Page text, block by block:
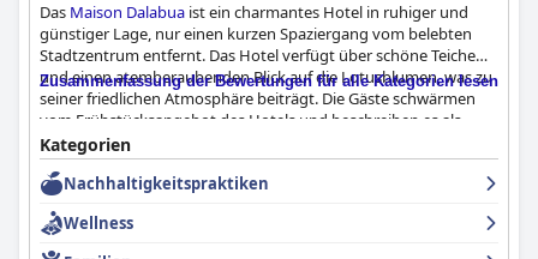
Das Maison Dalabua ist ein charmantes Hotel in ruhiger und
günstiger Lage, nur einen kurzen Spaziergang vom belebten
Stadtzentrum entfernt. Das Hotel verfügt über schöne Teiche
und einen atemberaubenden Blick auf die Lotusblumen, was zu
seiner friedlichen Atmosphäre beiträgt. Die Gäste schwärmen
vom Frühstücksangebot des Hotels und beschreiben es als
superlecker und erstaunlich mit großartigen Optionen. Die
Zimmer sind makellos und mit einer stilvollen Kombination aus
modernen und traditionellen Möbeln eingerichtet. Das Hotel
bietet verschiedene Zimmeroptionen, darunter Bungalows mit
Blick auf den UNESCO-Lotusteich und Zimmer mit Balkon und
Poolblick. Das Personal ist außergewöhnlich und tut alles, damit
Zusammenfassung der Bewertungen für alle Kategorien lesen
Kategorien
Nachhaltigkeitspraktiken
Wellness